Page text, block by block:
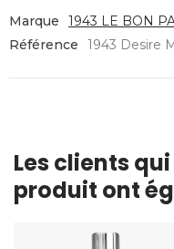
Marque
1943 LE BON
Référence
1943 Desire
Les clients
produit ont